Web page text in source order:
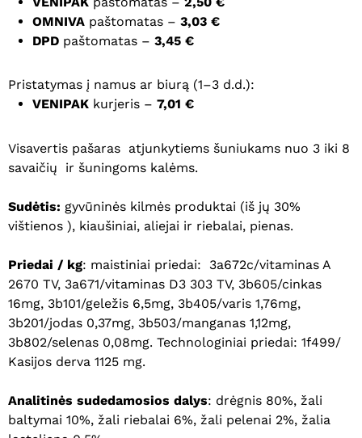
OMNIVA paštomatas – 3,03 €
DPD paštomatas – 3,45 €
Pristatymas į namus ar biurą (1–3 d.d.):
VENIPAK kurjeris – 7,01 €
Visavertis pašaras atjunkytiems šuniukams nuo 3 iki 8
savaičių ir šuningoms kalėms.
Sudėtis: gyvūninės kilmės produktai (iš jų 30%
vištienos ), kiaušiniai, aliejai ir riebalai, pienas.
Priedai / kg: maistiniai priedai: 3a672c/vitaminas A
2670 TV, 3a671/vitaminas D3 303 TV, 3b605/cinkas
16mg, 3b101/geležis 6,5mg, 3b405/varis 1,76mg,
3b201/jodas 0,37mg, 3b503/manganas 1,12mg,
3b802/selenas 0,08mg. Technologiniai priedai: 1f499/
Kasijos derva 1125 mg.
Analitinės sudedamosios dalys: drėgnis 80%, žali
baltymai 10%, žali riebalai 6%, žali pelenai 2%, žalia